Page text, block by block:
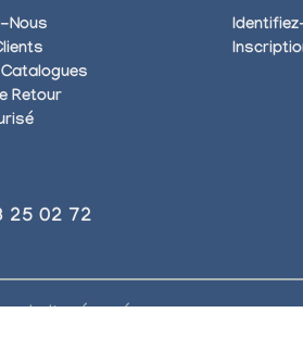
Nous
Retour
25 02 72